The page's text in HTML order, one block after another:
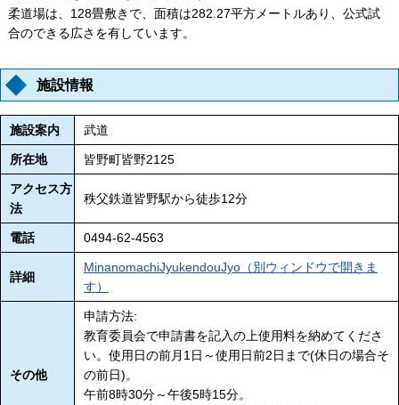
柔道場は、128畳敷きで、面積は282.27平方メートルあり、公式試
合のできる広さを有しています。
施設情報
施設案内 武道
所在地 皆野町皆野2125
アクセス方
法
秩父鉄道皆野駅から徒歩12分
電話 0494-62-4563
詳細
MinanomachiJyukendouJyo（別ウィンドウで開きま
す）
その他
申請方法:
教育委員会で申請書を記入の上使用料を納めてくださ
い。使用日の前月1日～使用日前2日まで(休日の場合そ
の前日)。
午前8時30分～午後5時15分。